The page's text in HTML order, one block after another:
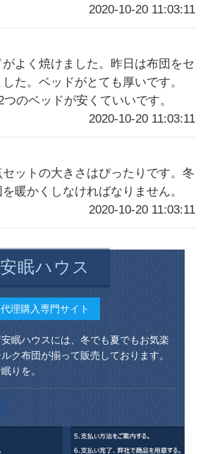
2020-10-20 11:03:11
よく焼けました。昨日は布団をセ
た。ベッドがとても厚いです。
のベッドが安くていいです。
2020-10-20 11:03:11
ットの大きさはぴったりです。冬
暖かくしなければなりません。
2020-10-20 11:03:11
安眠ハウス
代理購入専門サイト
眠ハウスには、冬でも夏でもお気楽
ク布団が揃って販売しております。
りを。